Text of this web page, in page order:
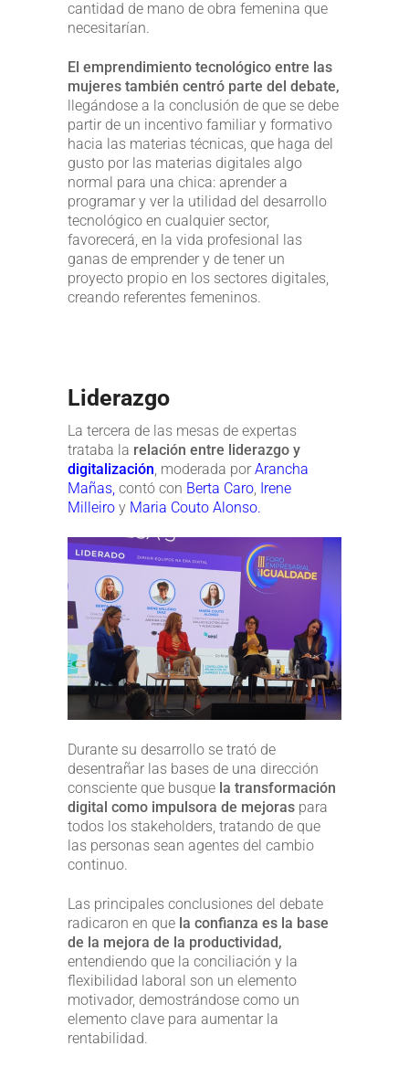
cantidad de mano de obra femenina que
necesitarían.
El emprendimiento tecnológico entre las
mujeres también centró parte del debate,
llegándose a la conclusión de que se debe
partir de un incentivo familiar y formativo
hacia las materias técnicas, que haga del
gusto por las materias digitales algo
normal para una chica: aprender a
programar y ver la utilidad del desarrollo
tecnológico en cualquier sector,
favorecerá, en la vida profesional las
ganas de emprender y de tener un
proyecto propio en los sectores digitales,
creando referentes femeninos.
Liderazgo
La tercera de las mesas de expertas
trataba la relación entre liderazgo y
digitalización, moderada por Arancha
Mañas, contó con Berta Caro, Irene
Milleiro y Maria Couto Alonso.
Durante su desarrollo se trató de
desentrañar las bases de una dirección
consciente que busque la transformación
digital como impulsora de mejoras para
todos los stakeholders, tratando de que
las personas sean agentes del cambio
continuo.
Las principales conclusiones del debate
radicaron en que la confianza es la base
de la mejora de la productividad,
entendiendo que la conciliación y la
flexibilidad laboral son un elemento
motivador, demostrándose como un
elemento clave para aumentar la
rentabilidad.